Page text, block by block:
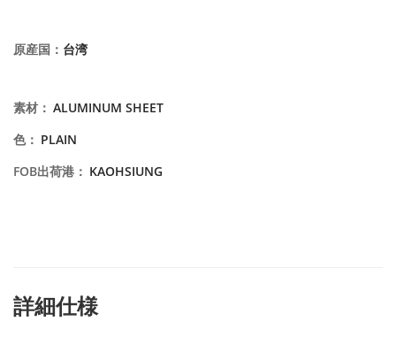
原産国 ： 台湾
素材 ： ALUMINUM SHEET
色： PLAIN
FOB出荷港 ： KAOHSIUNG
詳細仕様